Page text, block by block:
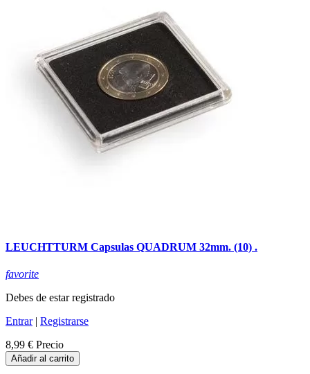
LEUCHTTURM Capsulas QUADRUM 32mm. (10) .
favorite
Debes de estar registrado
Entrar| Registrarse
8,99 € Precio
Añadir al carrito